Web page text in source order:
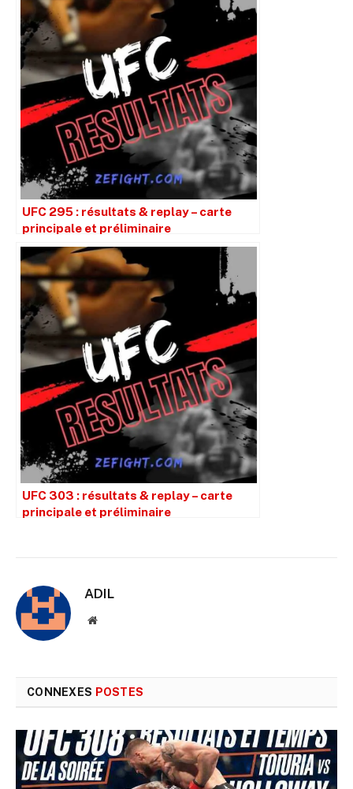
UFC 295 : résultats & replay – carte
principale et préliminaire
UFC 303 : résultats & replay – carte
principale et préliminaire
ADIL
Site
CONNEXES POSTES